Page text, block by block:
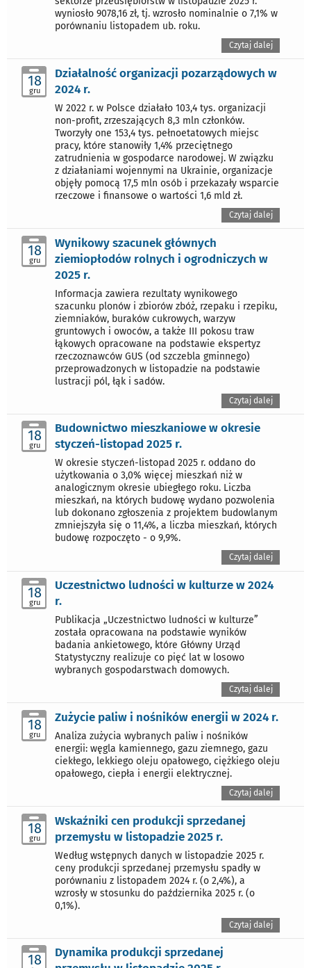
wyniosło 9078,16 zł, tj. wzrosło nominalnie o 7,1% w
porównaniu listopadem ub. roku.
Czytaj dalej
18
gru
Działalność organizacji pozarządowych w
2024 r.
W 2022 r. w Polsce działało 103,4 tys. organizacji
non-profit, zrzeszających 8,3 mln członków.
Tworzyły one 153,4 tys. pełnoetatowych miejsc
pracy, które stanowiły 1,4% przeciętnego
zatrudnienia w gospodarce narodowej. W związku
z działaniami wojennymi na Ukrainie, organizacje
objęły pomocą 17,5 mln osób i przekazały wsparcie
rzeczowe i finansowe o wartości 1,6 mld zł.
Czytaj dalej
18
gru
Wynikowy szacunek głównych
ziemiopłodów rolnych i ogrodniczych w
2025 r.
Informacja zawiera rezultaty wynikowego
szacunku plonów i zbiorów zbóż, rzepaku i rzepiku,
ziemniaków, buraków cukrowych, warzyw
gruntowych i owoców, a także III pokosu traw
łąkowych opracowane na podstawie ekspertyz
rzeczoznawców GUS (od szczebla gminnego)
przeprowadzonych w listopadzie na podstawie
lustracji pól, łąk i sadów.
Czytaj dalej
18
gru
Budownictwo mieszkaniowe w okresie
styczeń-listopad 2025 r.
W okresie styczeń-listopad 2025 r. oddano do
użytkowania o 3,0% więcej mieszkań niż w
analogicznym okresie ubiegłego roku. Liczba
mieszkań, na których budowę wydano pozwolenia
lub dokonano zgłoszenia z projektem budowlanym
zmniejszyła się o 11,4%, a liczba mieszkań, których
budowę rozpoczęto - o 9,9%.
Czytaj dalej
18
gru
Uczestnictwo ludności w kulturze w 2024
r.
Publikacja „Uczestnictwo ludności w kulturze”
została opracowana na podstawie wyników
badania ankietowego, które Główny Urząd
Statystyczny realizuje co pięć lat w losowo
wybranych gospodarstwach domowych.
Czytaj dalej
18
gru
Zużycie paliw i nośników energii w 2024 r.
Analiza zużycia wybranych paliw i nośników
energii: węgla kamiennego, gazu ziemnego, gazu
ciekłego, lekkiego oleju opałowego, ciężkiego oleju
opałowego, ciepła i energii elektrycznej.
Czytaj dalej
18
gru
Wskaźniki cen produkcji sprzedanej
przemysłu w listopadzie 2025 r.
Według wstępnych danych w listopadzie 2025 r.
ceny produkcji sprzedanej przemysłu spadły w
porównaniu z listopadem 2024 r. (o 2,4%), a
wzrosły w stosunku do października 2025 r. (o
0,1%).
Czytaj dalej
18
Dynamika produkcji sprzedanej